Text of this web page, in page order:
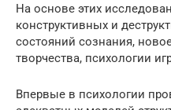
На основе этих
конструктивных и
состояний сознания,
творчества, психологии
Впервые в психологии